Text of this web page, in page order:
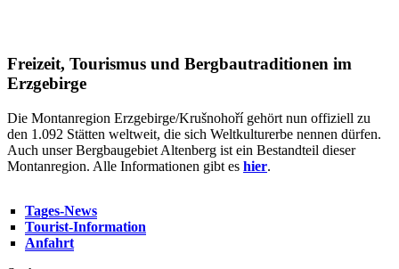
Freizeit, Tourismus und Bergbautraditionen im
Erzgebirge
Die Montanregion Erzgebirge/Krušnohoří gehört nun offiziell zu
den 1.092 Stätten weltweit, die sich Weltkulturerbe nennen dürfen.
Auch unser Bergbaugebiet Altenberg ist ein Bestandteil dieser
Montanregion. Alle Informationen gibt es hier.
Tages-News
Tourist-Information
Anfahrt